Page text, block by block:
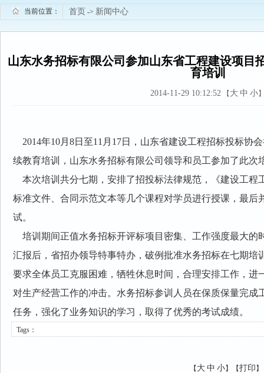
当前位置： 首页 -> 新闻中心
山东水务招标有限公司参加山东省工程建设项目
育培训
2014-11-29 10:12:52 【 大 中 小
2014年10月8日至11月17日，山东省建设工程招标投标协
续教育培训，山东水务招标有限公司领导和员工参加了此次
本次培训共分七期，安排了招投标法律规范，《建设工程
标准文件、合同示范文本等几个课程对学员进行授课，最后
试。
培训期间正值水务招标开评标项目密集、工作强度最大的
汇报后，省招办领导特事特办，破例批准水务招标在七期培
要求全体员工克服困难，牺牲休息时间，合理安排工作，进
对生产经营工作的冲击。水务招标参训人员在保质保量完成
任务，强化了业务知识的学习，取得了优秀的考试成绩。
Tags：
【 大 中 小】【打印 】